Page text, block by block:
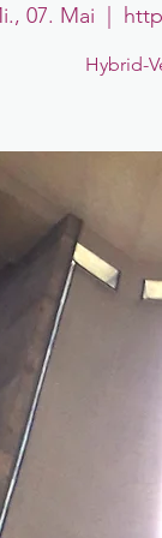
07. Mai
Hybrid-